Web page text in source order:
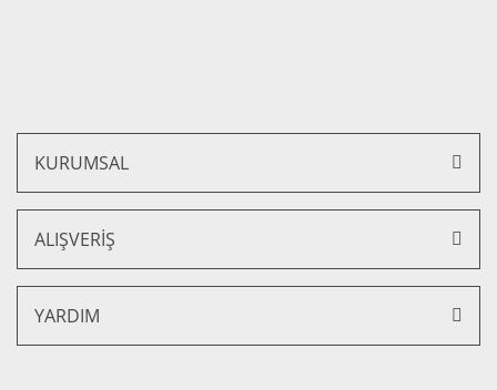
KURUMSAL
ALIŞVERİŞ
YARDIM